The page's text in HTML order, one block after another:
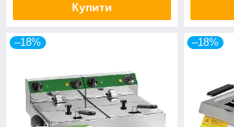
Купити
–18% –18%